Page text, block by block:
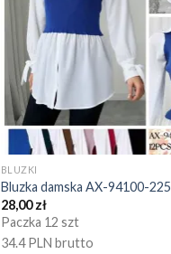
BLUZKI
Bluzka damska AX-94100-225
28,00zł
Paczka 12 szt
34.4 PLN brutto